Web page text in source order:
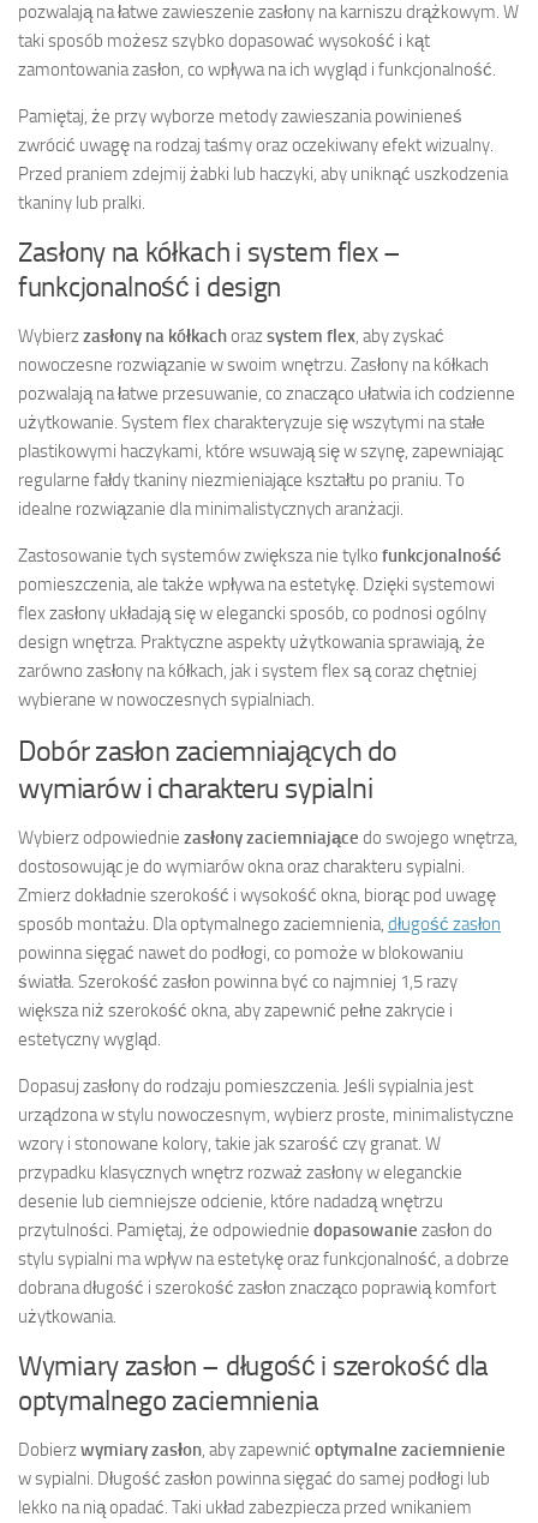
pozwalają na łatwe zawieszenie zasłony na karniszu drążkowym. W
taki sposób możesz szybko dopasować wysokość i kąt
zamontowania zasłon, co wpływa na ich wygląd i funkcjonalność.
Pamiętaj, że przy wyborze metody zawieszania powinieneś
zwrócić uwagę na rodzaj taśmy oraz oczekiwany efekt wizualny.
Przed praniem zdejmij żabki lub haczyki, aby uniknąć uszkodzenia
tkaniny lub pralki.
Zasłony na kółkach i system flex –
funkcjonalność i design
Wybierzzasłony na kółkachorazsystem flex , aby zyskać
nowoczesne rozwiązanie w swoim wnętrzu. Zasłony na kółkach
pozwalają na łatwe przesuwanie, co znacząco ułatwia ich codzienne
użytkowanie. System flex charakteryzuje się wszytymi na stałe
plastikowymi haczykami, które wsuwają się w szynę, zapewniając
regularne fałdy tkaniny niezmieniające kształtu po praniu. To
idealne rozwiązanie dla minimalistycznych aranżacji.
Zastosowanie tych systemów zwiększa nie tylko funkcjonalność
pomieszczenia, ale także wpływa na estetykę. Dzięki systemowi
flex zasłony układają się w elegancki sposób, co podnosi ogólny
design wnętrza. Praktyczne aspekty użytkowania sprawiają, że
zarówno zasłony na kółkach, jak i system flex są coraz chętniej
wybierane w nowoczesnych sypialniach.
Dobór zasłon zaciemniających do
wymiarów i charakteru sypialni
Wybierz odpowiednie zasłony zaciemniające do swojego wnętrza,
dostosowując je do wymiarów okna oraz charakteru sypialni.
Zmierz dokładnie szerokość i wysokość okna, biorąc pod uwagę
sposób montażu. Dla optymalnego zaciemnienia, długość zasłon
powinna sięgać nawet do podłogi, co pomoże w blokowaniu
światła. Szerokość zasłon powinna być co najmniej 1,5 razy
większa niż szerokość okna, aby zapewnić pełne zakrycie i
estetyczny wygląd.
Dopasuj zasłony do rodzaju pomieszczenia. Jeśli sypialnia jest
urządzona w stylu nowoczesnym, wybierz proste, minimalistyczne
wzory i stonowane kolory, takie jak szarość czy granat. W
przypadku klasycznych wnętrz rozważ zasłony w eleganckie
desenie lub ciemniejsze odcienie, które nadadzą wnętrzu
przytulności. Pamiętaj, że odpowiednie dopasowanie zasłon do
stylu sypialni ma wpływ na estetykę oraz funkcjonalność, a dobrze
dobrana długość i szerokość zasłon znacząco poprawią komfort
użytkowania.
Wymiary zasłon – długość i szerokość dla
optymalnego zaciemnienia
Dobierzwymiary zasłon , aby zapewnić optymalne zaciemnienie
w sypialni. Długość zasłon powinna sięgać do samej podłogi lub
lekko na nią opadać. Taki układ zabezpiecza przed wnikaniem